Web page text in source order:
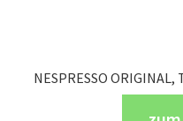
NESPRESSO